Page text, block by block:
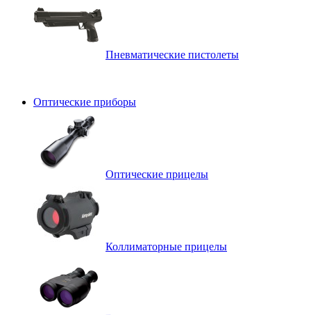
Пневматические пистолеты
Оптические приборы
Оптические прицелы
Коллиматорные прицелы